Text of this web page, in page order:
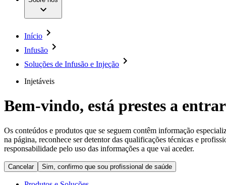
Neurocirurgia
Retenção Urinária e Urologia
Suturas e Especialidades Cirúrgicas
Terapias de Infusão
Terapia de Intervenção Vascular
Tratamento de Feridas
Tratamento de Sangue Extracorporal
Soluções
Patologias e Cuidados
Serviços
A nossa cultura
Media
Contactos
Localizações
Empresa
Responsabilidade
Início
Infusão
Soluções de Infusão e Injeção
Injetáveis
Bem-vindo, está prestes a
Os conteúdos e produtos que se seguem contêm informação
na página, reconhece ser detentor das qualificações técnicas e
responsabilidade pelo uso das informações a que vai aceder.
Cancelar Sim, confirmo que sou profissional de saúde